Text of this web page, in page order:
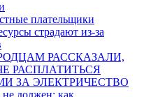
плательщики
страдают из-за
РАССКАЗАЛИ,
РАСПЛАТИТЬСЯ
ЗА ЭЛЕКТРИЧЕСТВО